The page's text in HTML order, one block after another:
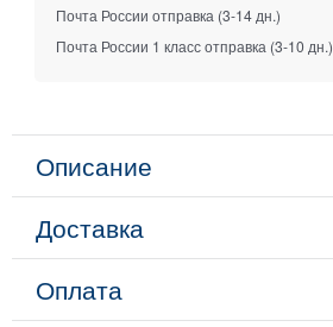
Почта России отправка (3-14 дн.)
Почта России 1 класс отправка (3-10 дн.)
Описание
Доставка
Оплата